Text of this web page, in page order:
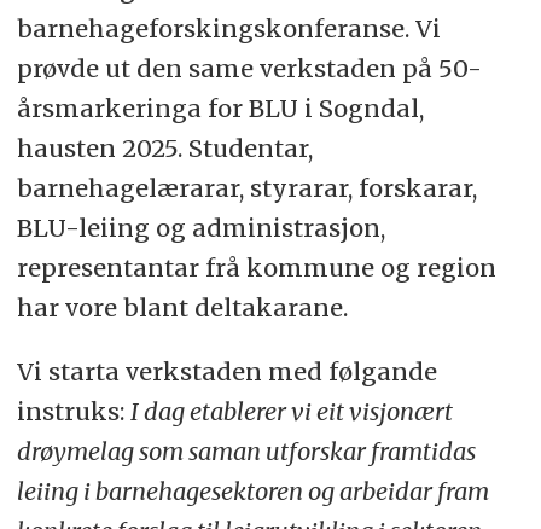
barnehageforskingskonferanse. Vi
prøvde ut den same verkstaden på 50-
årsmarkeringa for BLU i Sogndal,
hausten 2025. Studentar,
barnehagelærarar, styrarar, forskarar,
BLU-leiing og administrasjon,
representantar frå kommune og region
har vore blant deltakarane.
Vi starta verkstaden med følgande
instruks: I dag etablerer vi eit visjonært
drøymelag som saman utforskar framtidas
leiing i barnehagesektoren og arbeidar fram